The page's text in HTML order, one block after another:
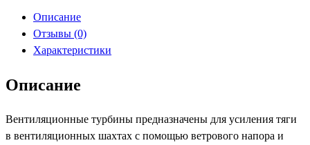
Описание
Отзывы (0)
Характеристики
Описание
Вентиляционные турбины предназначены для усиления тяги
в вентиляционных шахтах с помощью ветрового напора и